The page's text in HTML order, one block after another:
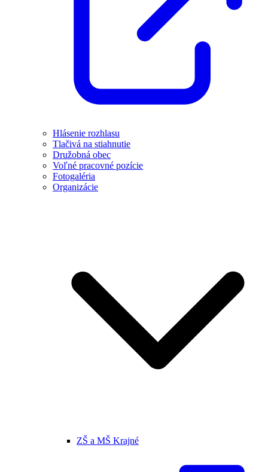
Hlásenie rozhlasu
Tlačivá na stiahnutie
Družobná obec
Voľné pracovné pozície
Fotogaléria
Organizácie
ZŠ a MŠ Krajné